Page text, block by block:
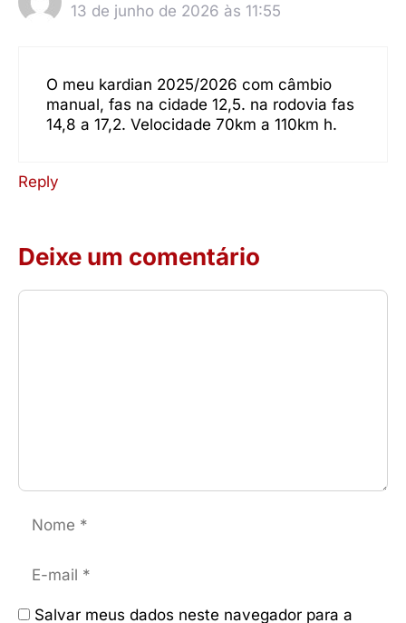
13 de junho de 2026 às 11:55
O meu kardian 2025/2026 com câmbio
manual, fas na cidade 12,5. na rodovia fas
14,8 a 17,2. Velocidade 70km a 110km h.
Reply
Deixe um comentário
Comentário
Nome
E-
mail
Salvar meus dados neste navegador para a